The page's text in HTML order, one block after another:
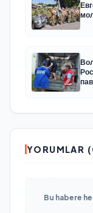
YORUMLAR
Bu habere